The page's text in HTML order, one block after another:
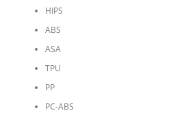
HIPS
ABS
ASA
TPU
PP
PC-ABS